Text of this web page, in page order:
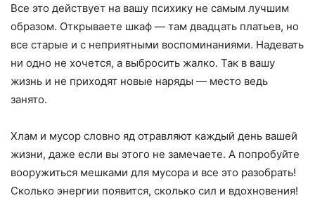
Все это действует на вашу психику не самым лучшим
образом. Открываете шкаф — там двадцать платьев, но
все старые и с неприятными воспоминаниями. Надевать
ни одно не хочется, а выбросить жалко. Так в вашу
жизнь и не приходят новые наряды — место ведь
занято.
Хлам и мусор словно яд отравляют каждый день вашей
жизни, даже если вы этого не замечаете. А попробуйте
вооружиться мешками для мусора и все это разобрать!
Сколько энергии появится, сколько сил и вдохновения!